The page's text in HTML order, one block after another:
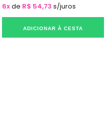
6xde R$ 54,73 s/juros
ADICIONAR À CESTA